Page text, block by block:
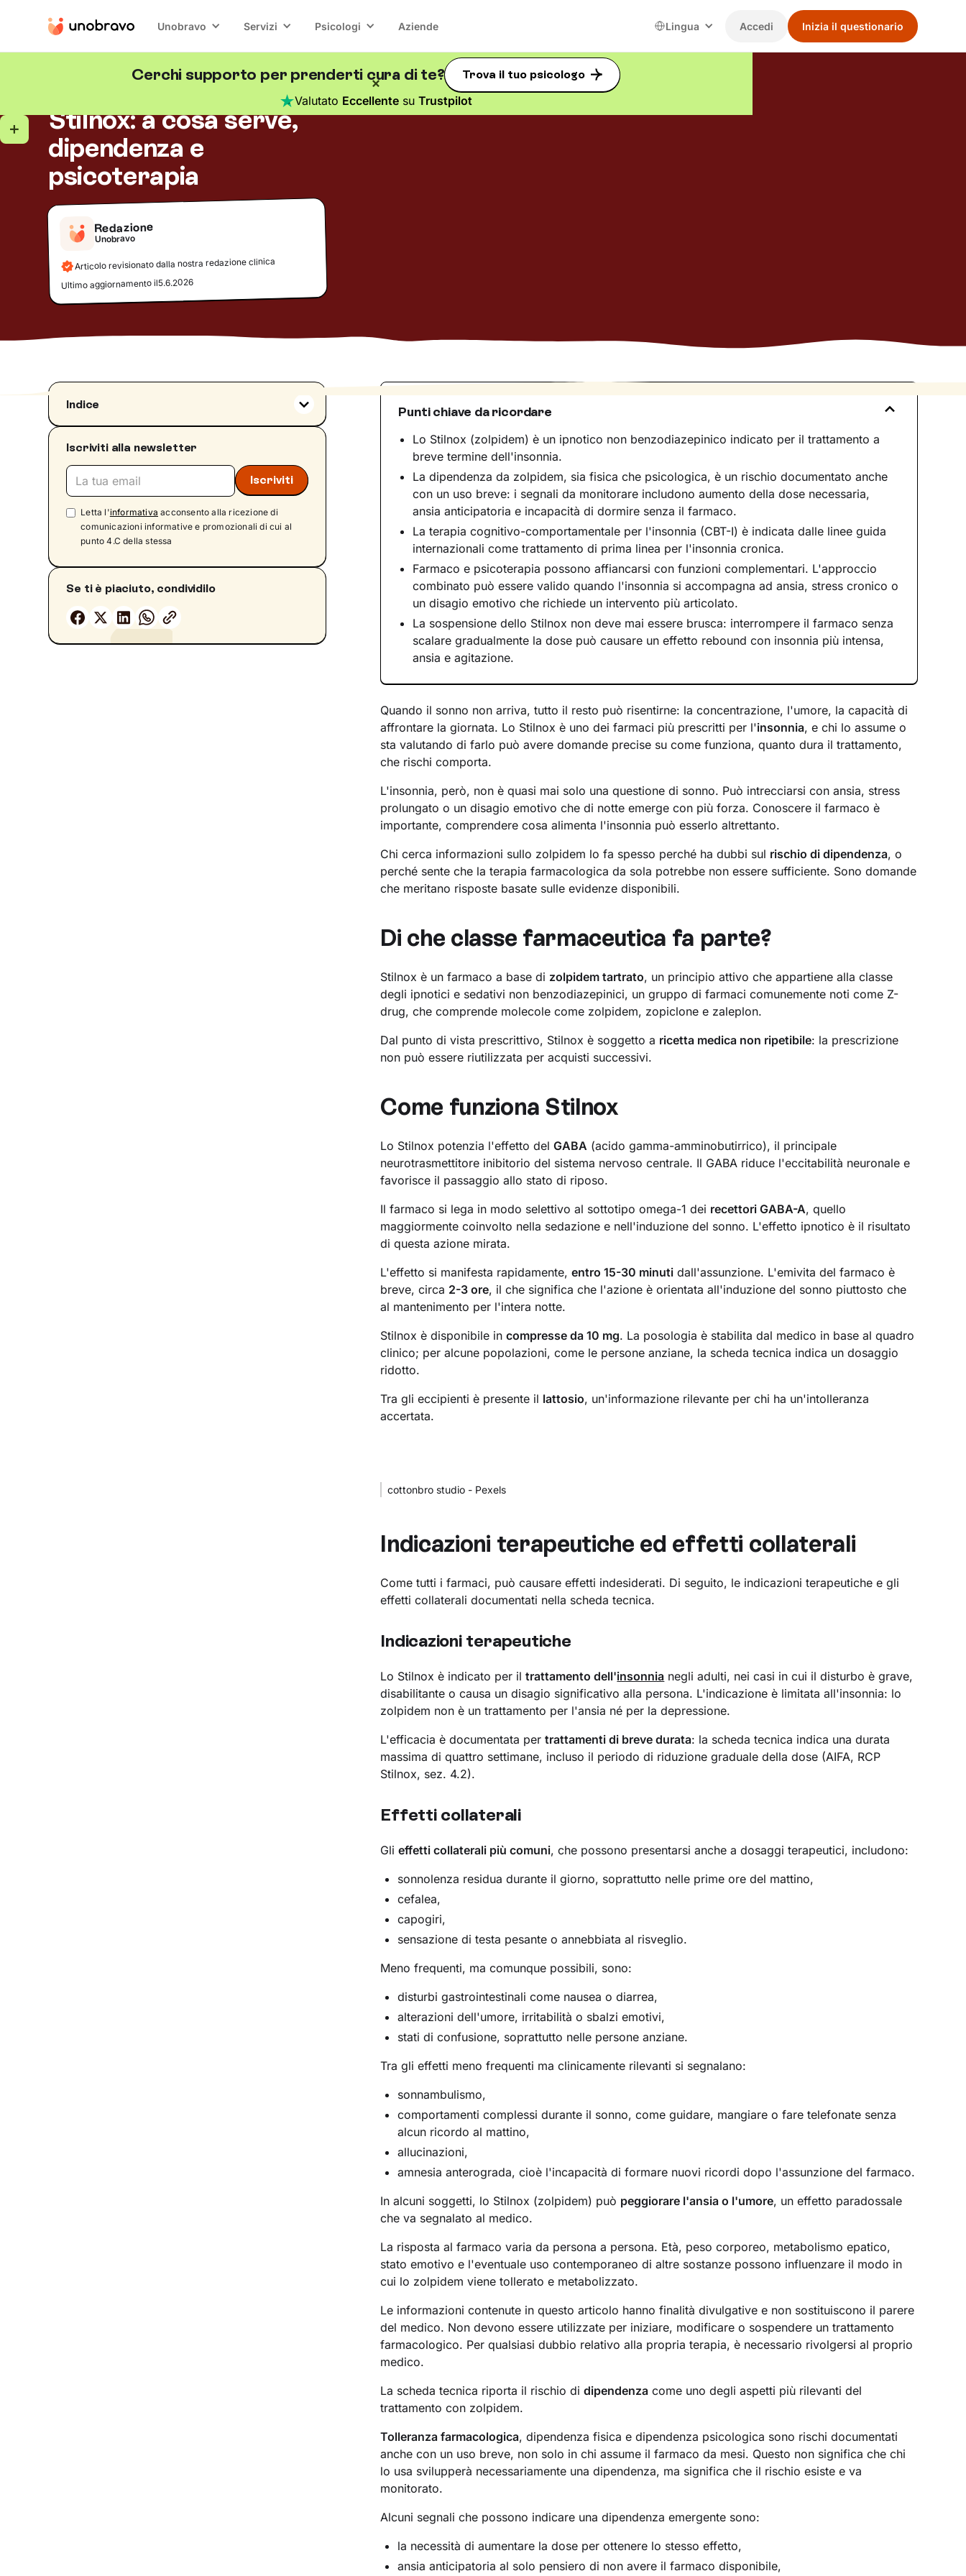
Unobravo Servizi Psicologi Aziende Lingua Accedi Inizia il questionario
Cerchi supporto per prenderti cura di te? Trova il tuo psicologo
Valutato Eccellentesu Trustpilot
Stilnox: a cosa serve,
dipendenza e
psicoterapia
Redazione
Unobravo
Articolo revisionato dalla nostra redazione clinica
Ultimo aggiornamento il5.6.2026
Indice
Di che classe farmaceutica fa parte?
Come funziona Stilnox
Indicazioni terapeutiche ed effetti collaterali
Effetti collaterali
Interazioni con altri farmaci
percorso di cura
Iscriviti alla newsletter
Letta l'informativa acconsento alla ricezione di
comunicazioni informative e promozionali di cui al
punto 4.C della stessa
Se ti è piaciuto, condividilo
Punti chiave da ricordare
Lo Stilnox (zolpidem) è un ipnotico non benzodiazepinico indicato per il trattamento a
breve termine dell'insonnia.
La dipendenza da zolpidem, sia fisica che psicologica, è un rischio documentato anche
con un uso breve: i segnali da monitorare includono aumento della dose necessaria,
ansia anticipatoria e incapacità di dormire senza il farmaco.
La terapia cognitivo-comportamentale per l'insonnia (CBT-I) è indicata dalle linee guida
internazionali come trattamento di prima linea per l'insonnia cronica.
Farmaco e psicoterapia possono affiancarsi con funzioni complementari. L'approccio
combinato può essere valido quando l'insonnia si accompagna ad ansia, stress cronico o
un disagio emotivo che richiede un intervento più articolato.
La sospensione dello Stilnox non deve mai essere brusca: interrompere il farmaco senza
scalare gradualmente la dose può causare un effetto rebound con insonnia più intensa,
ansia e agitazione.
Quando il sonno non arriva, tutto il resto può risentirne: la concentrazione, l'umore, la capacità di
affrontare la giornata. Lo Stilnox è uno dei farmaci più prescritti per l'insonnia, e chi lo assume o
sta valutando di farlo può avere domande precise su come funziona, quanto dura il trattamento,
che rischi comporta.
L'insonnia, però, non è quasi mai solo una questione di sonno. Può intrecciarsi con ansia, stress
prolungato o un disagio emotivo che di notte emerge con più forza. Conoscere il farmaco è
importante, comprendere cosa alimenta l'insonnia può esserlo altrettanto.
Chi cerca informazioni sullo zolpidem lo fa spesso perché ha dubbi sul rischio di dipendenza, o
perché sente che la terapia farmacologica da sola potrebbe non essere sufficiente. Sono domande
che meritano risposte basate sulle evidenze disponibili.
Di che classe farmaceutica fa parte?
Stilnox è un farmaco a base di zolpidem tartrato, un principio attivo che appartiene alla classe
degli ipnotici e sedativi non benzodiazepinici, un gruppo di farmaci comunemente noti come Z-
drug, che comprende molecole come zolpidem, zopiclone e zaleplon.
Dal punto di vista prescrittivo, Stilnox è soggetto a ricetta medica non ripetibile: la prescrizione
non può essere riutilizzata per acquisti successivi.
Come funziona Stilnox
Lo Stilnox potenzia l'effetto delGABA (acido gamma-amminobutirrico), il principale
neurotrasmettitore inibitorio del sistema nervoso centrale. Il GABA riduce l'eccitabilità neuronale e
favorisce il passaggio allo stato di riposo.
Il farmaco si lega in modo selettivo al sottotipo omega-1 dei recettori GABA-A, quello
maggiormente coinvolto nella sedazione e nell'induzione del sonno. L'effetto ipnotico è il risultato
di questa azione mirata.
L'effetto si manifesta rapidamente,entro 15-30 minuti dall'assunzione. L'emivita del farmaco è
breve, circa 2-3 ore, il che significa che l'azione è orientata all'induzione del sonno piuttosto che
al mantenimento per l'intera notte.
Stilnox è disponibile incompresse da 10 mg. La posologia è stabilita dal medico in base al quadro
clinico; per alcune popolazioni, come le persone anziane, la scheda tecnica indica un dosaggio
ridotto.
Tra gli eccipienti è presente il lattosio, un'informazione rilevante per chi ha un'intolleranza
accertata.
cottonbro studio - Pexels
Indicazioni terapeutiche ed effetti collaterali
Come tutti i farmaci, può causare effetti indesiderati. Di seguito, le indicazioni terapeutiche e gli
effetti collaterali documentati nella scheda tecnica.
Indicazioni terapeutiche
Lo Stilnox è indicato per iltrattamento dell'insonnia negli adulti, nei casi in cui il disturbo è grave,
disabilitante o causa un disagio significativo alla persona. L'indicazione è limitata all'insonnia: lo
zolpidem non è un trattamento per l'ansia né per la depressione.
L'efficacia è documentata pertrattamenti di breve durata: la scheda tecnica indica una durata
massima di quattro settimane, incluso il periodo di riduzione graduale della dose (AIFA, RCP
Stilnox, sez. 4.2).
Effetti collaterali
Glieffetti collaterali più comuni, che possono presentarsi anche a dosaggi terapeutici, includono:
sonnolenza residua durante il giorno, soprattutto nelle prime ore del mattino,
cefalea,
capogiri,
sensazione di testa pesante o annebbiata al risveglio.
Meno frequenti, ma comunque possibili, sono:
disturbi gastrointestinali come nausea o diarrea,
alterazioni dell'umore, irritabilità o sbalzi emotivi,
stati di confusione, soprattutto nelle persone anziane.
Tra gli effetti meno frequenti ma clinicamente rilevanti si segnalano:
sonnambulismo,
comportamenti complessi durante il sonno, come guidare, mangiare o fare telefonate senza
alcun ricordo al mattino,
allucinazioni,
amnesia anterograda, cioè l'incapacità di formare nuovi ricordi dopo l'assunzione del farmaco.
In alcuni soggetti, lo Stilnox (zolpidem) può peggiorare l'ansia o l'umore, un effetto paradossale
che va segnalato al medico.
La risposta al farmaco varia da persona a persona. Età, peso corporeo, metabolismo epatico,
stato emotivo e l'eventuale uso contemporaneo di altre sostanze possono influenzare il modo in
cui lo zolpidem viene tollerato e metabolizzato.
Le informazioni contenute in questo articolo hanno finalità divulgative e non sostituiscono il parere
del medico. Non devono essere utilizzate per iniziare, modificare o sospendere un trattamento
farmacologico. Per qualsiasi dubbio relativo alla propria terapia, è necessario rivolgersi al proprio
medico.
La scheda tecnica riporta il rischio didipendenza come uno degli aspetti più rilevanti del
trattamento con zolpidem.
Tolleranza farmacologica, dipendenza fisica e dipendenza psicologica sono rischi documentati
anche con un uso breve, non solo in chi assume il farmaco da mesi. Questo non significa che chi
lo usa svilupperà necessariamente una dipendenza, ma significa che il rischio esiste e va
monitorato.
Alcuni segnali che possono indicare una dipendenza emergente sono:
la necessità di aumentare la dose per ottenere lo stesso effetto,
ansia anticipatoria al solo pensiero di non avere il farmaco disponibile,